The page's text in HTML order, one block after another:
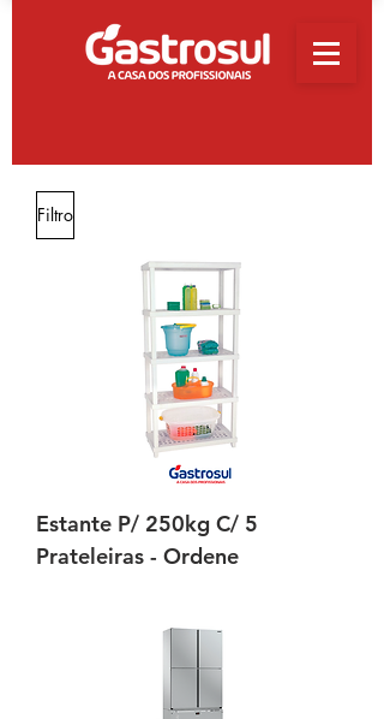
Filtro
Estante P/ 250kg C/ 5
Prateleiras - Ordene